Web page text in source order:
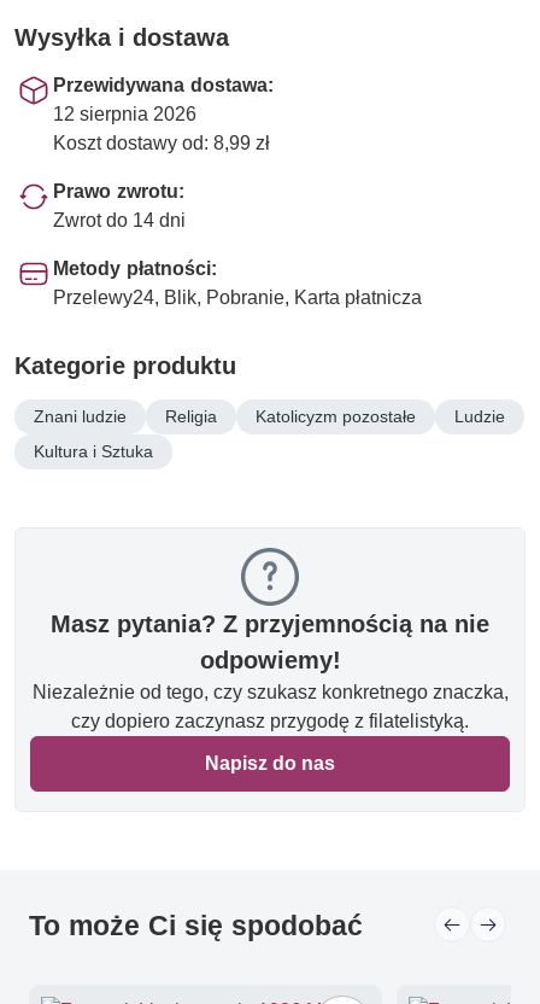
Wysyłka i dostawa
Przewidywana dostawa:
12 sierpnia 2026
Koszt dostawy od: 8,99 zł
Prawo zwrotu:
Zwrot do 14 dni
Metody płatności:
Przelewy24, Blik, Pobranie, Karta płatnicza
Kategorie produktu
Znani ludzie Religia Katolicyzm pozostałe
Ludzie
Kultura i Sztuka
Masz pytania? Z przyjemnością na nie
odpowiemy!
Niezależnie od tego, czy szukasz konkretnego znaczka,
czy dopiero zaczynasz przygodę z filatelistyką.
Napisz do nas
To może Ci się spodobać